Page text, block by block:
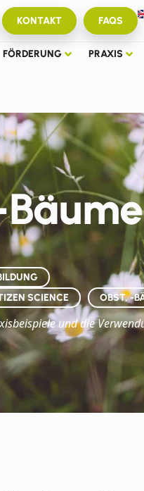
KONTAKT FAQS
FÖRDERUNG PRAXIS
SCIENCE
OBST, -
und die